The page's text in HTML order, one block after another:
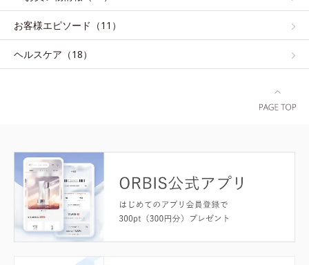
お客様エピソード（11）
ヘルスケア（18）